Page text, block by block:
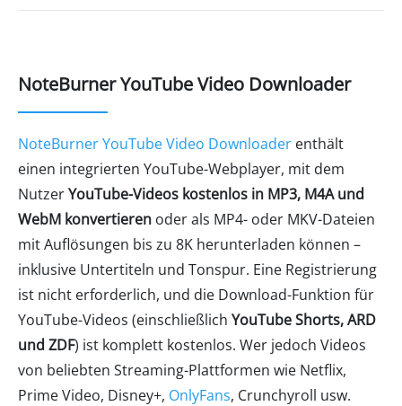
NoteBurner YouTube Video Downloader
NoteBurner YouTube Video Downloader enthält
einen integrierten YouTube-Webplayer, mit dem
NutzerYouTube-Videos kostenlos in MP3, M4A und
WebM konvertieren oder als MP4- oder MKV-Dateien
mit Auflösungen bis zu 8K herunterladen können –
inklusive Untertiteln und Tonspur. Eine Registrierung
ist nicht erforderlich, und die Download-Funktion für
YouTube-Videos (einschließlich YouTube Shorts, ARD
und ZDF) ist komplett kostenlos. Wer jedoch Videos
von beliebten Streaming-Plattformen wie Netflix,
Prime Video, Disney+, OnlyFans, Crunchyroll usw.